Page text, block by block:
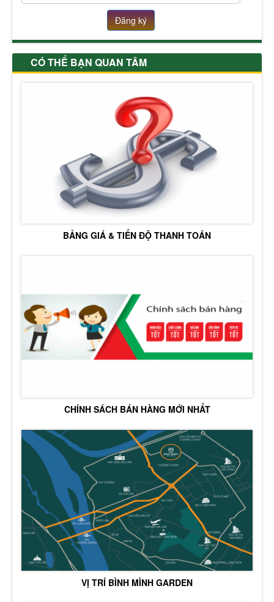
Đăng ký
CÓ THỂ BẠN QUAN TÂM
BẢNG GIÁ & TIẾN ĐỘ THANH TOÁN
CHÍNH SÁCH BÁN HÀNG MỚI NHẤT
VỊ TRÍ BÌNH MÌNH GARDEN